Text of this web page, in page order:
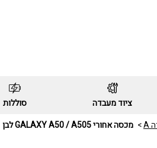
ציוד מעבדה סוללות
מכסה אחורי GALAXY A50 / A505 לבן